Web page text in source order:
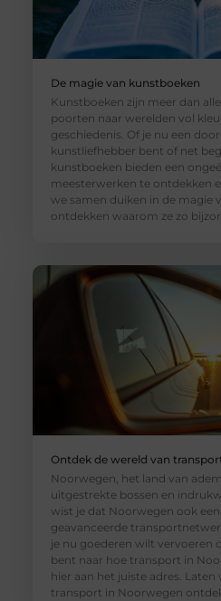
De magie van kunstboeken
Kunstboeken zijn meer dan
poorten naar werelden vol
geschiedenis. Of je nu een
kunstliefhebber bent of net
kunstboeken bieden een
meesterwerken te ontdekken
we samen duiken in de magie
ontdekken waarom ze zo
Ontdek de wereld van
Noorwegen, het land van
uitgestrekte bossen en
wist je dat Noorwegen ook
geavanceerde
je nu goederen wilt vervoeren
bent naar hoe transport in
hier aan het juiste adres.
transport in Noorwegen